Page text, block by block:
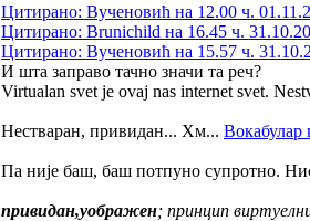
Цитирано: Вученовић на 12.00 ч.
Цитирано: Brunichild на 16.45 ч.
Цитирано: Вученовић на 15.57 ч.
И шта заправо тачно значи та реч?
Virtualan svet je ovaj nas internet svet.
Нестваран, привидан... Хм... Вокабулар
Па није баш, баш потпуно супротно.
привидан,уображен; принцип